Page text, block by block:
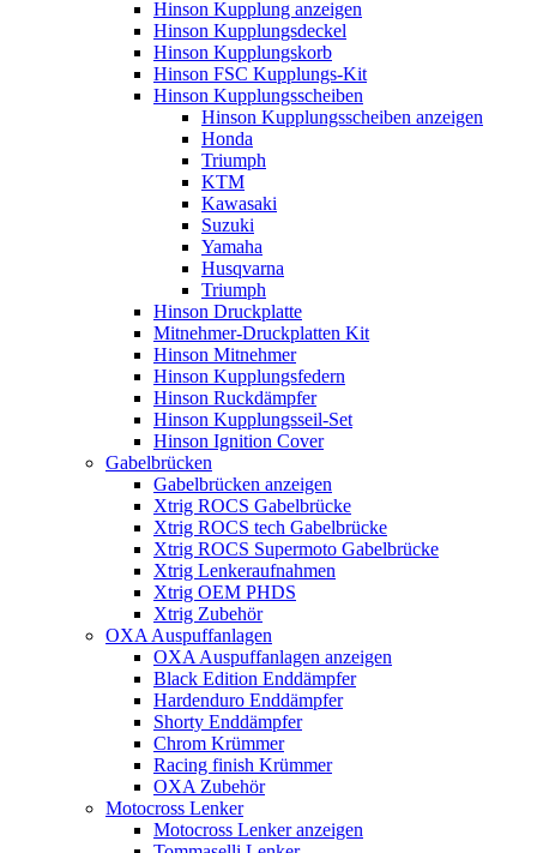
Hinson Kupplung anzeigen
Hinson Kupplungsdeckel
Hinson Kupplungskorb
Hinson FSC Kupplungs-Kit
Hinson Kupplungsscheiben
Hinson Kupplungsscheiben anzeigen
Honda
Triumph
KTM
Kawasaki
Suzuki
Yamaha
Husqvarna
Triumph
Hinson Druckplatte
Mitnehmer-Druckplatten Kit
Hinson Mitnehmer
Hinson Kupplungsfedern
Hinson Ruckdämpfer
Hinson Kupplungsseil-Set
Hinson Ignition Cover
Gabelbrücken
Gabelbrücken anzeigen
Xtrig ROCS Gabelbrücke
Xtrig ROCS tech Gabelbrücke
Xtrig ROCS Supermoto Gabelbrücke
Xtrig Lenkeraufnahmen
Xtrig OEM PHDS
Xtrig Zubehör
OXA Auspuffanlagen
OXA Auspuffanlagen anzeigen
Black Edition Enddämpfer
Hardenduro Enddämpfer
Shorty Enddämpfer
Chrom Krümmer
Racing finish Krümmer
OXA Zubehör
Motocross Lenker
Motocross Lenker anzeigen